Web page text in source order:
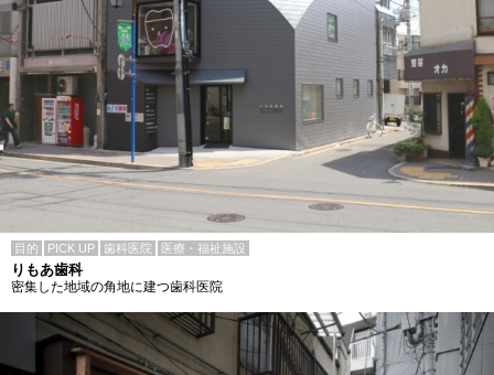
目的 PICK UP 歯科医院 医療・福祉施設
りもあ歯科
密集した地域の角地に建つ歯科医院